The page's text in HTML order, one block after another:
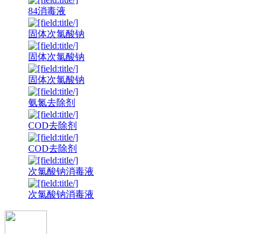
84消毒液
固体次氯酸钠
固体次氯酸钠
固体次氯酸钠
氨氮去除剂
COD去除剂
COD去除剂
次氯酸钠消毒液
次氯酸钠消毒液